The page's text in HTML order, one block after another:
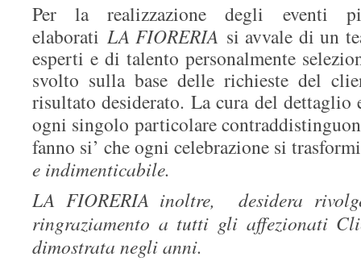
Per la realizzazione degli eventi
elaborati LA FIORERIA si avvale di un
esperti e di talento personalmente
svolto sulla base delle richieste del
risultato desiderato. La cura del dettaglio
ogni singolo particolare
fanno si’ che ogni celebrazione si
e indimenticabile.
LA FIORERIA inoltre, desidera
ringraziamento a tutti gli affezionati
dimostrata negli anni.